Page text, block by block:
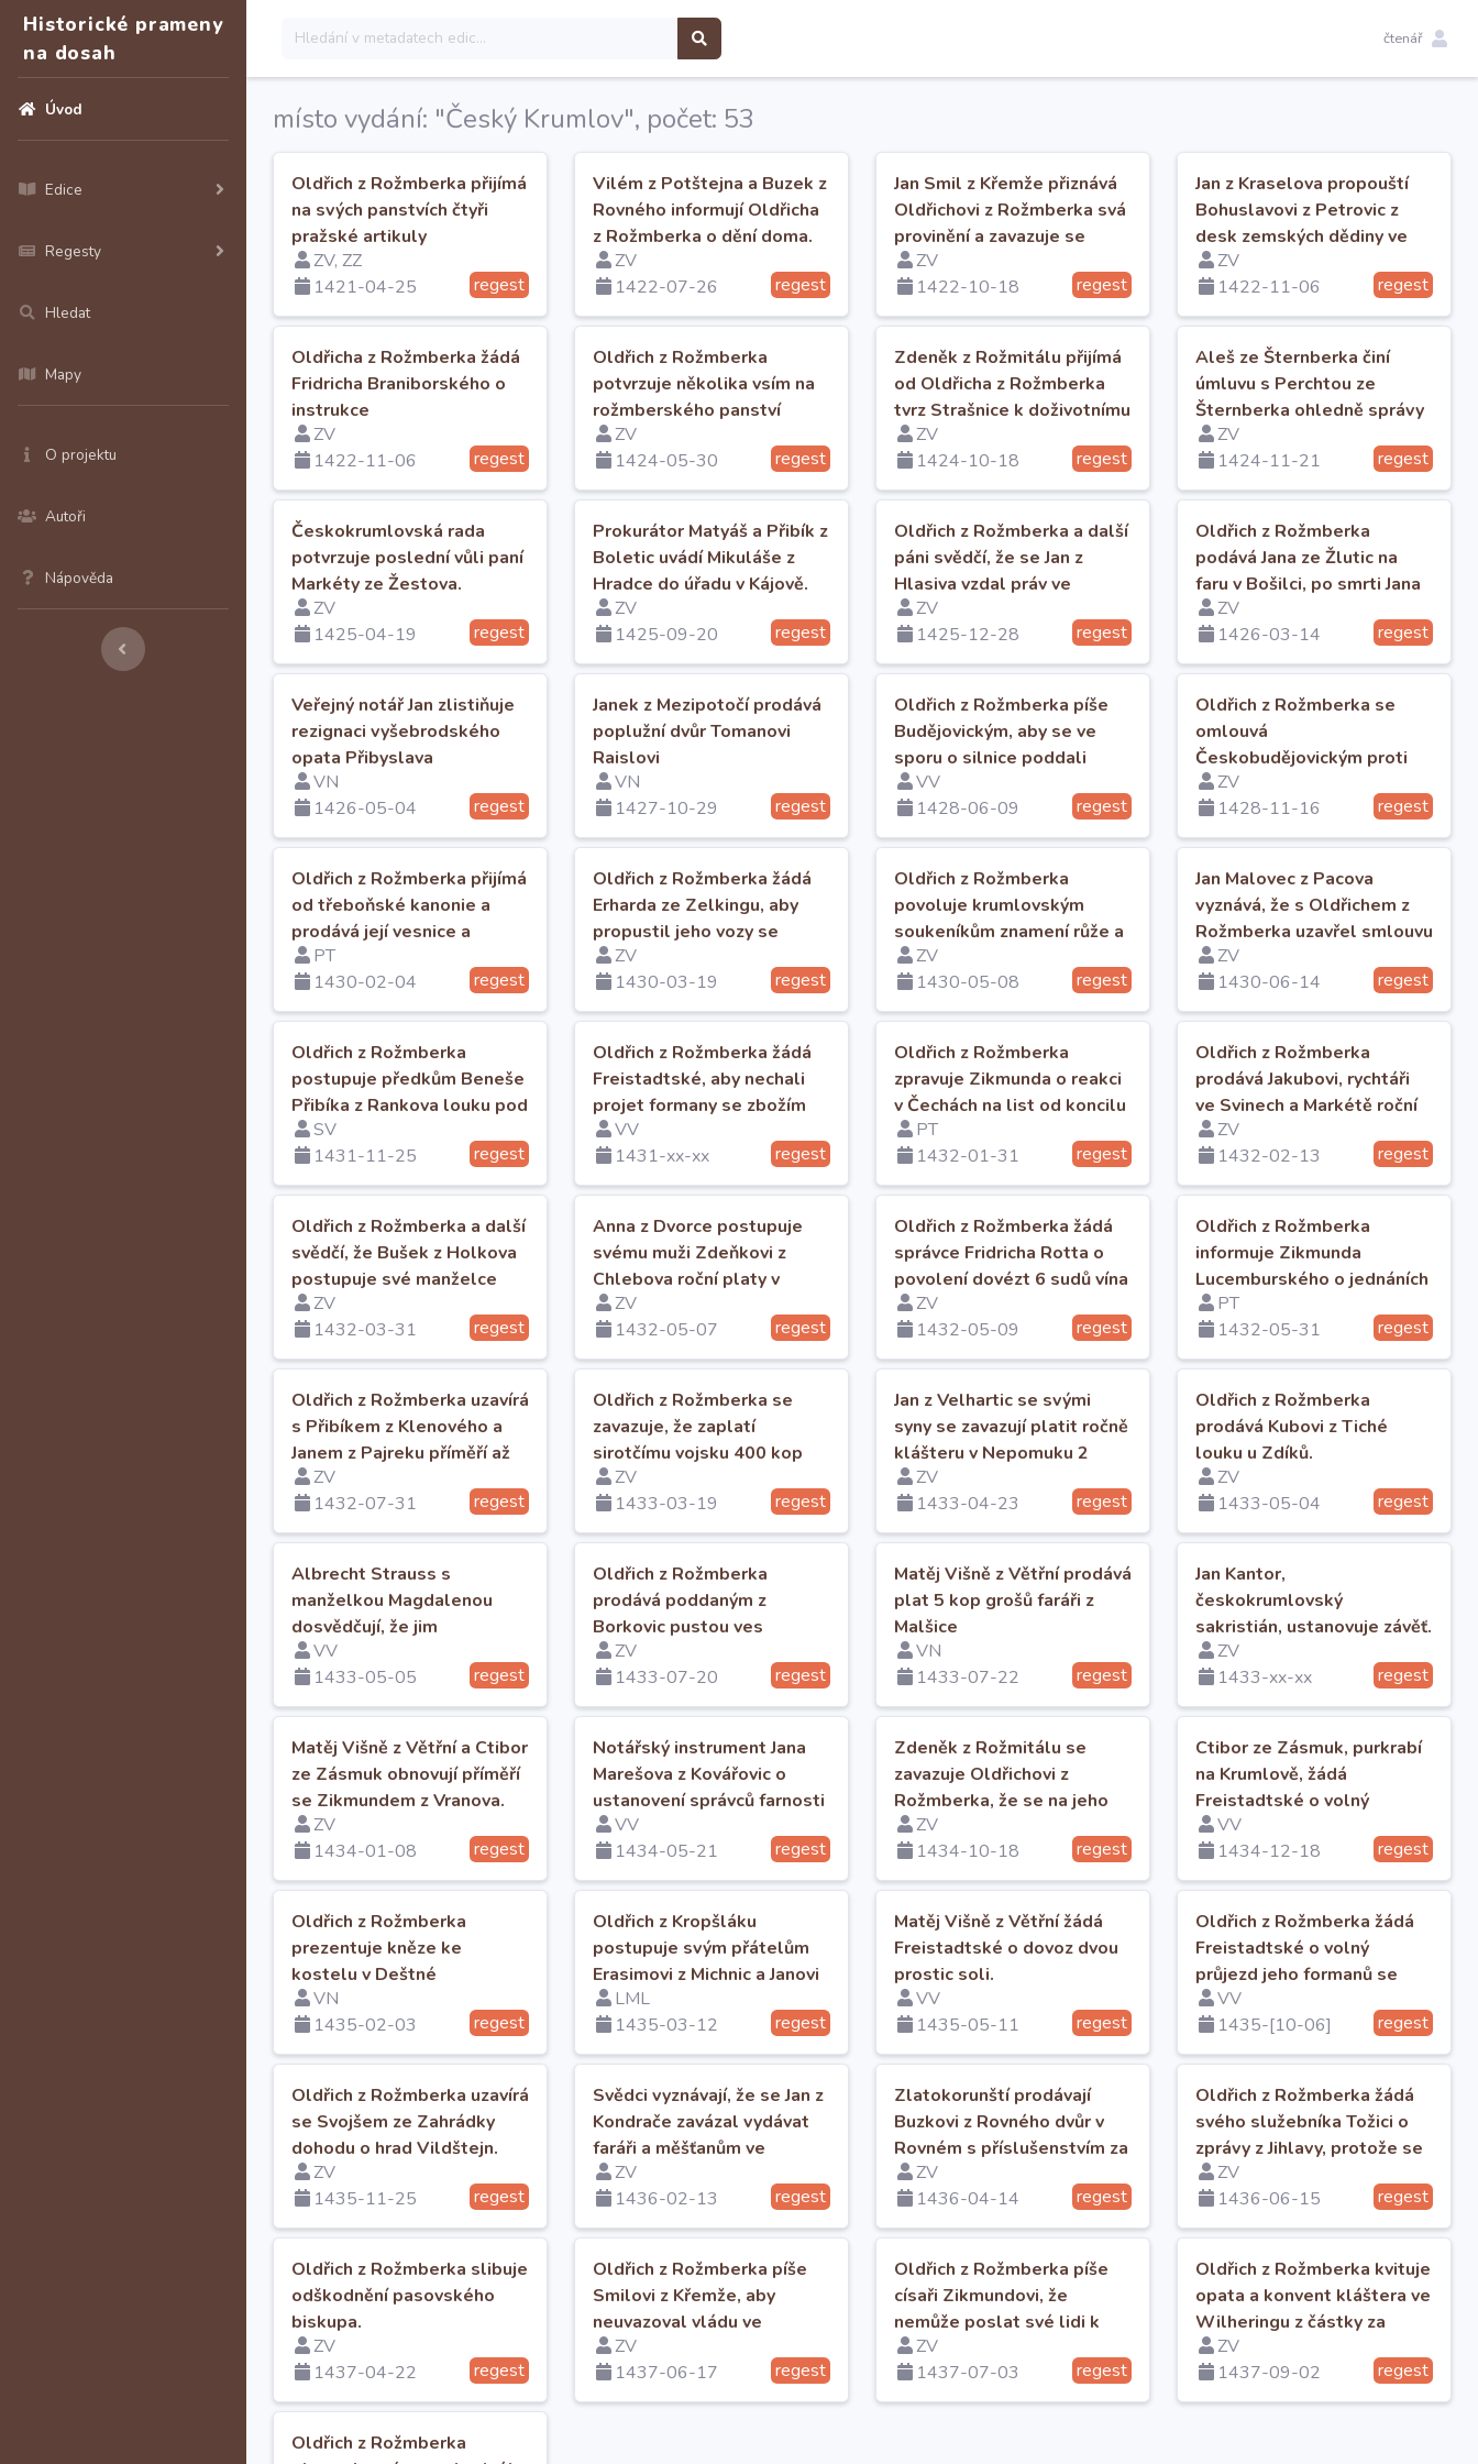
Historické prameny
na dosah
Úvod
Edice
Regesty
Hledat
Mapy
O projektu
Autoři
Nápověda
čtenář
místo vydání: "Český Krumlov", počet: 53
Oldřich z Rožmberka přijímá
na svých panstvích čtyři
pražské artikuly
ZV, ZZ
1421-04-25
regest
Vilém z Potštejna a Buzek z
Rovného informují Oldřicha
z Rožmberka o dění doma.
ZV
1422-07-26
regest
Jan Smil z Křemže přiznává
Oldřichovi z Rožmberka svá
provinění a zavazuje se
nebýt v nepřátelství.
ZV
1422-10-18
regest
Jan z Kraselova propouští
Bohuslavovi z Petrovic z
desk zemských dědiny ve
Slavkově.
ZV
1422-11-06
regest
Oldřicha z Rožmberka žádá
Fridricha Braniborského o
instrukce
ZV
1422-11-06
regest
Oldřich z Rožmberka
potvrzuje několika vsím na
rožmberského panství
právo odúmrti.
ZV
1424-05-30
regest
Zdeněk z Rožmitálu přijímá
od Oldřicha z Rožmberka
tvrz Strašnice k doživotnímu
užívání a správě.
ZV
1424-10-18
regest
Aleš ze Šternberka činí
úmluvu s Perchtou ze
Šternberka ohledně správy
jejích statků.
ZV
1424-11-21
regest
Českokrumlovská rada
potvrzuje poslední vůli paní
Markéty ze Žestova.
ZV
1425-04-19
regest
Prokurátor Matyáš a Přibík z
Boletic uvádí Mikuláše z
Hradce do úřadu v Kájově.
ZV
1425-09-20
regest
Oldřich z Rožmberka a další
páni svědčí, že se Jan z
Hlasiva vzdal práv ve
prospěch své dcery Anny.
ZV
1425-12-28
regest
Oldřich z Rožmberka
podává Jana ze Žlutic na
faru v Bošilci, po smrti Jana
řečeného Ocas.
ZV
1426-03-14
regest
Veřejný notář Jan zlistiňuje
rezignaci vyšebrodského
opata Přibyslava
VN
1426-05-04
regest
Janek z Mezipotočí prodává
poplužní dvůr Tomanovi
Raislovi
VN
1427-10-29
regest
Oldřich z Rožmberka píše
Budějovickým, aby se ve
sporu o silnice poddali
rozsudku krále Zikmunda.
VV
1428-06-09
regest
Oldřich z Rožmberka se
omlouvá
Českobudějovickým proti
žalobám Mikuláše z
Lobkovic.
ZV
1428-11-16
regest
Oldřich z Rožmberka přijímá
od třeboňské kanonie a
prodává její vesnice a
uděluje jí jiné
PT
1430-02-04
regest
Oldřich z Rožmberka žádá
Erharda ze Zelkingu, aby
propustil jeho vozy se
zbožím do Lince.
ZV
1430-03-19
regest
Oldřich z Rožmberka
povoluje krumlovským
soukeníkům znamení růže a
ustanovuje podmínky
prodeje.
ZV
1430-05-08
regest
Jan Malovec z Pacova
vyznává, že s Oldřichem z
Rožmberka uzavřel smlouvu
o Bolešický rybník.
ZV
1430-06-14
regest
Oldřich z Rožmberka
postupuje předkům Beneše
Přibíka z Rankova louku pod
Todňanským vrchem.
SV
1431-11-25
regest
Oldřich z Rožmberka žádá
Freistadtské, aby nechali
projet formany se zbožím
do Krumlova.
VV
1431-xx-xx
regest
Oldřich z Rožmberka
zpravuje Zikmunda o reakci
v Čechách na list od koncilu
a dalších událostech
PT
1432-01-31
regest
Oldřich z Rožmberka
prodává Jakubovi, rychtáři
ve Svinech a Markétě roční
plat v Lipí.
ZV
1432-02-13
regest
Oldřich z Rožmberka a další
svědčí, že Bušek z Holkova
postupuje své manželce
Kateřině svůj majetek.
ZV
1432-03-31
regest
Anna z Dvorce postupuje
svému muži Zdeňkovi z
Chlebova roční platy v
Mohuřicích a v Trutmani.
ZV
1432-05-07
regest
Oldřich z Rožmberka žádá
správce Fridricha Rotta o
povolení dovézt 6 sudů vína
a 12 beček soli.
ZV
1432-05-09
regest
Oldřich z Rožmberka
informuje Zikmunda
Lucemburského o jednáních
pražského sněmu a o
pohybech táborů
PT
1432-05-31
regest
Oldřich z Rožmberka uzavírá
s Přibíkem z Klenového a
Janem z Pajreku příměří až
do sv. Jiří.
ZV
1432-07-31
regest
Oldřich z Rožmberka se
zavazuje, že zaplatí
sirotčímu vojsku 400 kop
grošů za uzavření příměří.
ZV
1433-03-19
regest
Jan z Velhartic se svými
syny se zavazují platit ročně
klášteru v Nepomuku 2
kopy grošů platu.
ZV
1433-04-23
regest
Oldřich z Rožmberka
prodává Kubovi z Tiché
louku u Zdíků.
ZV
1433-05-04
regest
Albrecht Strauss s
manželkou Magdalenou
dosvědčují, že jim
Budějovičtí uhradili dluh 5
kop grošů.
VV
1433-05-05
regest
Oldřich z Rožmberka
prodává poddaným z
Borkovic pustou ves
Chroustov za 35 kop grošů
pražských.
ZV
1433-07-20
regest
Matěj Višně z Větřní prodává
plat 5 kop grošů faráři z
Malšice
VN
1433-07-22
regest
Jan Kantor,
českokrumlovský
sakristián, ustanovuje závěť.
ZV
1433-xx-xx
regest
Matěj Višně z Větřní a Ctibor
ze Zásmuk obnovují příměří
se Zikmundem z Vranova.
ZV
1434-01-08
regest
Notářský instrument Jana
Marešova z Kovářovic o
ustanovení správců farnosti
v Újezdě.
VV
1434-05-21
regest
Zdeněk z Rožmitálu se
zavazuje Oldřichovi z
Rožmberka, že se na jeho
příkaz dostaví do vězení.
ZV
1434-10-18
regest
Ctibor ze Zásmuk, purkrabí
na Krumlově, žádá
Freistadtské o volný
průjezd 3 vozů se solí.
VV
1434-12-18
regest
Oldřich z Rožmberka
prezentuje kněze ke
kostelu v Deštné
VN
1435-02-03
regest
Oldřich z Kropšláku
postupuje svým přátelům
Erasimovi z Michnic a Janovi
ze Svéboh své dědictví.
LML
1435-03-12
regest
Matěj Višně z Větřní žádá
Freistadtské o dovoz dvou
prostic soli.
VV
1435-05-11
regest
Oldřich z Rožmberka žádá
Freistadtské o volný
průjezd jeho formanů se
zbožím z Lince.
VV
1435-[10-06]
regest
Oldřich z Rožmberka uzavírá
se Svojšem ze Zahrádky
dohodu o hrad Vildštejn.
ZV
1435-11-25
regest
Svědci vyznávají, že se Jan z
Kondrače zavázal vydávat
faráři a měšťanům ve
Svinech kopu platu.
ZV
1436-02-13
regest
Zlatokorunští prodávají
Buzkovi z Rovného dvůr v
Rovném s příslušenstvím za
160 kop grošů.
ZV
1436-04-14
regest
Oldřich z Rožmberka žádá
svého služebníka Tožici o
zprávy z Jihlavy, protože se
tam nemůže dostavit.
ZV
1436-06-15
regest
Oldřich z Rožmberka slibuje
odškodnění pasovského
biskupa.
ZV
1437-04-22
regest
Oldřich z Rožmberka píše
Smilovi z Křemže, aby
neuvazoval vládu ve
vesnicích.
ZV
1437-06-17
regest
Oldřich z Rožmberka píše
císaři Zikmundovi, že
nemůže poslat své lidi k
Sionu.
ZV
1437-07-03
regest
Oldřich z Rožmberka kvituje
opata a konvent kláštera ve
Wilheringu z částky za
paramenta.
ZV
1437-09-02
regest
Oldřich z Rožmberka